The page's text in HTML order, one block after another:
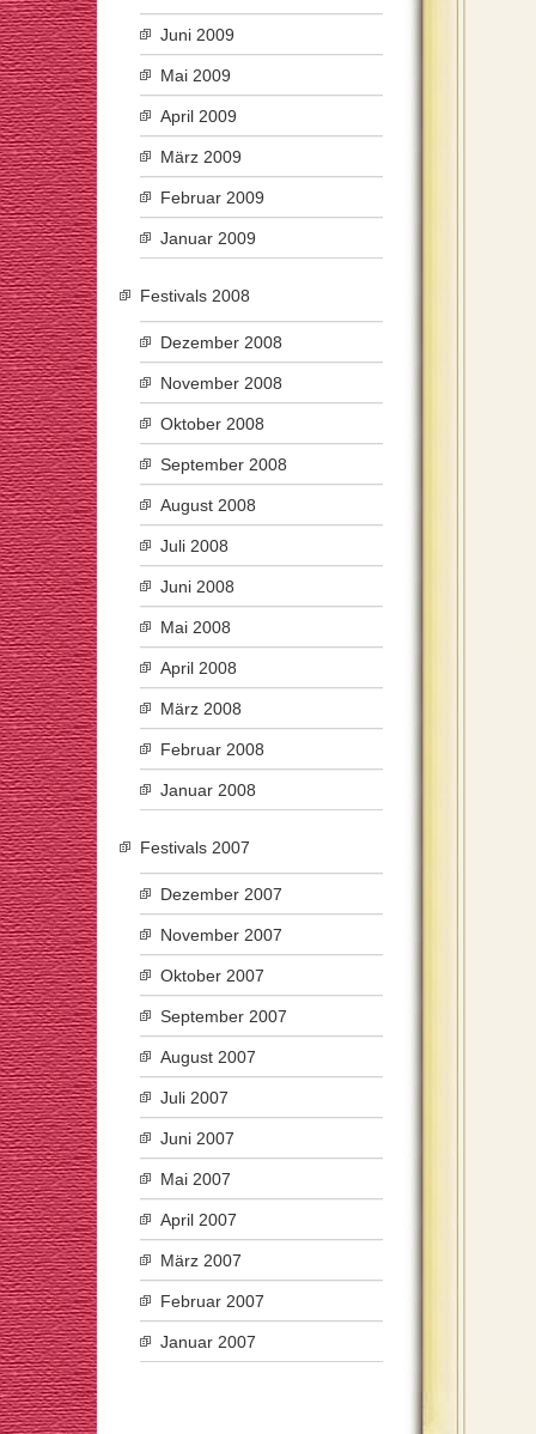
Juni 2009
Mai 2009
April 2009
März 2009
Februar 2009
Januar 2009
Festivals 2008
Dezember 2008
November 2008
Oktober 2008
September 2008
August 2008
Juli 2008
Juni 2008
Mai 2008
April 2008
März 2008
Februar 2008
Januar 2008
Festivals 2007
Dezember 2007
November 2007
Oktober 2007
September 2007
August 2007
Juli 2007
Juni 2007
Mai 2007
April 2007
März 2007
Februar 2007
Januar 2007